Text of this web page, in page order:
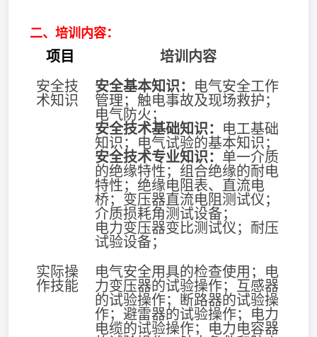
二、培训内容：
项目
培训内容
安全技
术知识
安全基本知识： 电气安全工作
管理；触电事故及现场救护；
电气防火；
安全技术基础知识： 电工基础
知识；电气试验的基本知识；
安全技术专业知识： 单一介质
的绝缘特性；组合绝缘的耐电
特性；绝缘电阻表、直流电
桥；变压器直流电阻测试仪；
介质损耗角测试设备；
电力变压器变比测试仪；耐压
试验设备；
实际操
作技能
电气安全用具的检查使用；电
力变压器的试验操作；互感器
的试验操作；断路器的试验操
作；避雷器的试验操作；电力
电缆的试验操作；电力电容器